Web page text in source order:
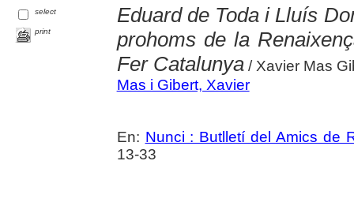
select
print
Eduard de Toda i Lluís
prohoms de la
Fer Catalunya/ Xavier Mas
Mas i Gibert, Xavier
En: Nunci : Butlletí del Amics de
13-33